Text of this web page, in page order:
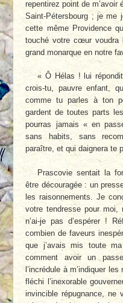
repentirez point de m’avoir
Saint-Pétersbourg ; je me
cette même Providence
touché votre cœur voudra
grand monarque en notre
« Ô Hélas ! lui
crois-tu, pauvre enfant,
comme tu parles à ton
gardent de toutes parts
pourras jamais « en
sans habits, sans
paraître, et qui daignera te
Prascovie sentait la
être découragée : un
les raisonnements. Je
votre tendresse pour
n’ai-je pas d’espérer !
combien de faveurs
que j’avais mis toute
comment avoir un
l’incrédule à m’indiquer
fléchi l’inexorable
invincible répugnance, ne